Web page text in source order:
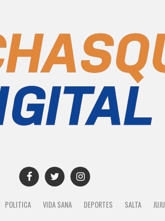
POLITICA VIDA SANA DEPORTES SALTA